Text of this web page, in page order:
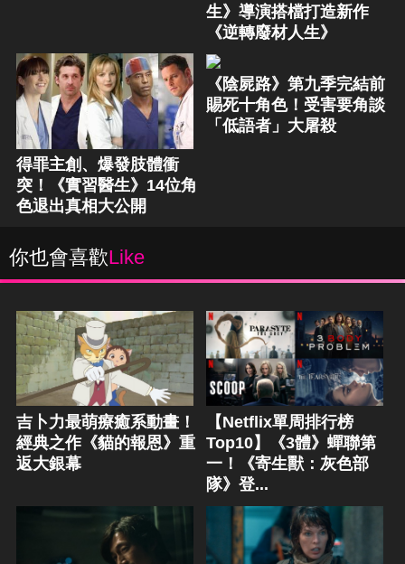
生》導演搭檔打造新作
《逆轉廢材人生》
得罪主創、爆發肢體衝
突！《實習醫生》14位角
色退出真相大公開
《陰屍路》第九季完結前
賜死十角色！受害要角談
「低語者」大屠殺
你也會喜歡Like
吉卜力最萌療癒系動畫！
經典之作《貓的報恩》重
返大銀幕
【Netflix單周排行榜
Top10】《3體》蟬聯第
一！《寄生獸：灰色部
隊》登...